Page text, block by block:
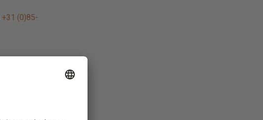
+31 (0)85-